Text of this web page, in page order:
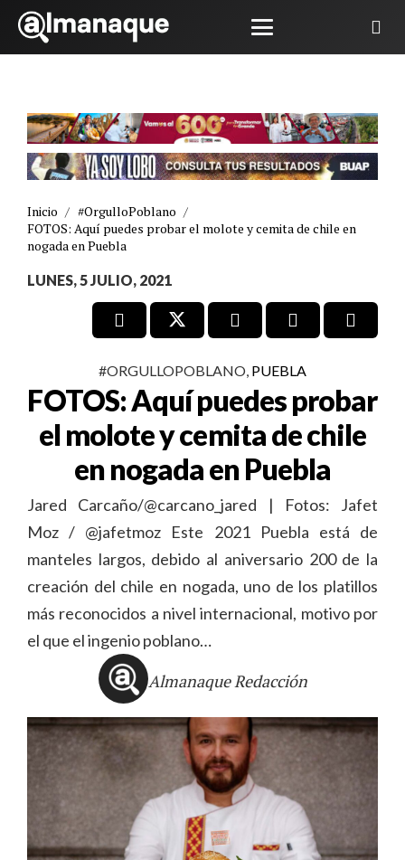
Inicio / #OrgulloPoblano /
FOTOS: Aquí puedes probar el molote y cemita de chile en
nogada en Puebla
LUNES, 5 JULIO, 2021
#ORGULLOPOBLANO PUEBLA
FOTOS: Aquí puedes probar
el molote y cemita de chile
en nogada en Puebla
Jared Carcaño/@carcano_jared | Fotos: Jafet
Moz / @jafetmoz Este 2021 Puebla está de
manteles largos, debido al aniversario 200 de la
creación del chile en nogada, uno de los platillos
más reconocidos a nivel internacional, motivo por
el que el ingenio poblano…
Almanaque Redacción